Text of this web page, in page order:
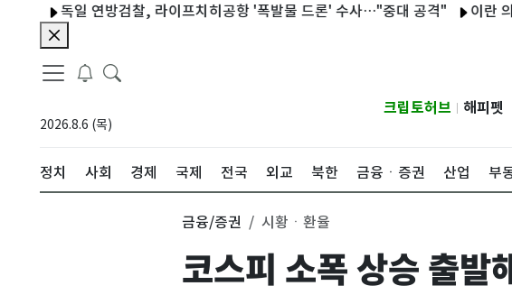
독일 연방검찰, 라이프치히공항 '폭발물 드론' 수사…"중대 공격" 이란 의회, 美
2026.8.6 (목)
크립토허브 해피펫
정치 사회 경제 국제 전국 외교 북한 금융ㆍ증권 산업 부
금융/증권 시황ㆍ환율
코스피 소폭 상승 출